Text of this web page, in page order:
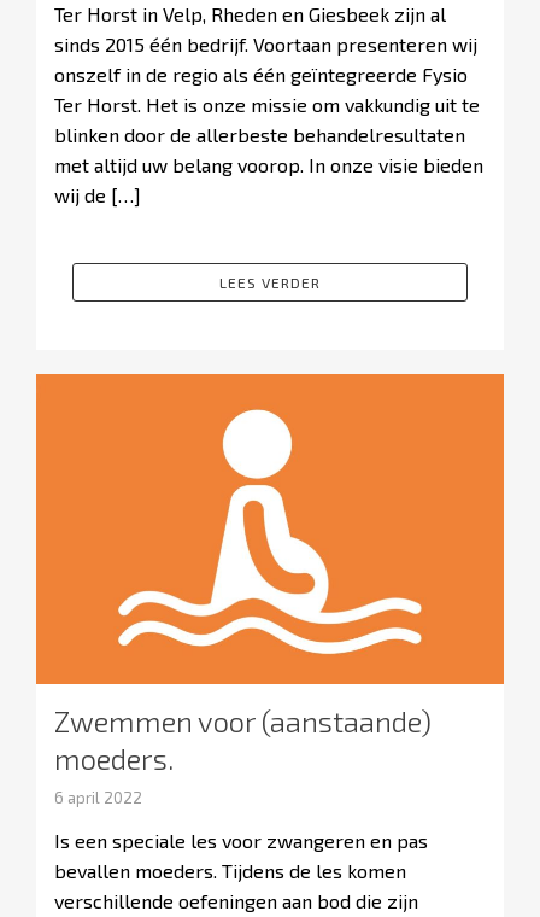
Ter Horst in Velp, Rheden en Giesbeek zijn al
sinds 2015 één bedrijf. Voortaan presenteren wij
onszelf in de regio als één geïntegreerde Fysio
Ter Horst. Het is onze missie om vakkundig uit te
blinken door de allerbeste behandelresultaten
met altijd uw belang voorop. In onze visie bieden
wij de […]
LEES VERDER
Zwemmen voor (aanstaande)
moeders.
6 april 2022
Is een speciale les voor zwangeren en pas
bevallen moeders. Tijdens de les komen
verschillende oefeningen aan bod die zijn